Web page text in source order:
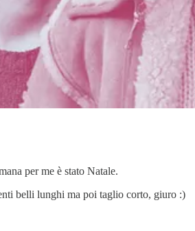
per me è stato Natale.
belli lunghi ma poi taglio corto, giuro :)